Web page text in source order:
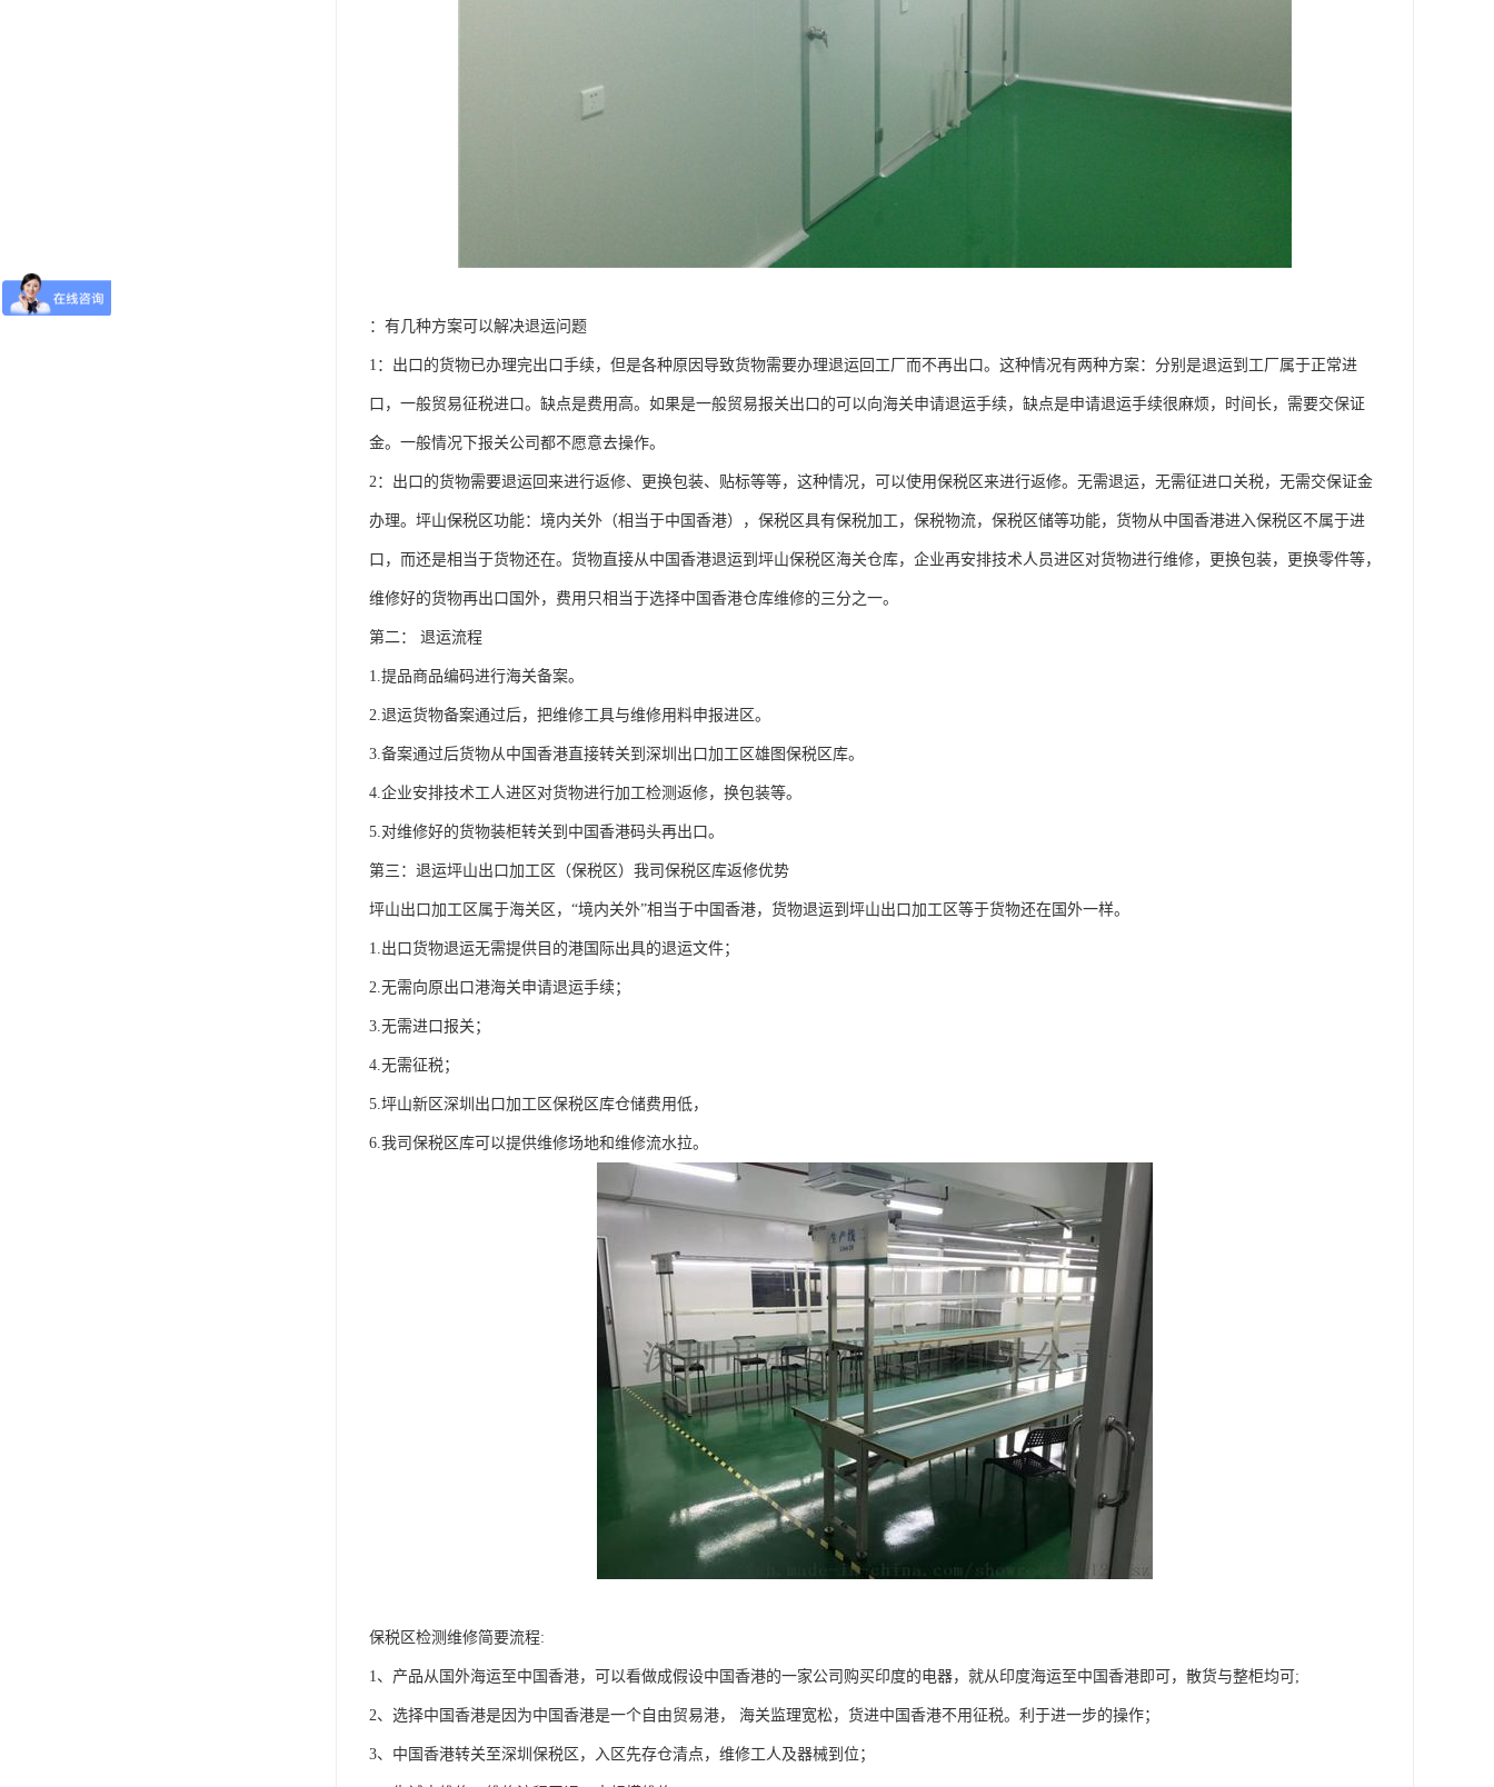
：有几种方案可以解决退运问题
1：出口的货物已办理完出口手续，但是各种原因导致货物需要办理退运回工厂而不再出口。这种情况有两种方案：分别是退运到工厂属于正常进
口，一般贸易征税进口。缺点是费用高。如果是一般贸易报关出口的可以向海关申请退运手续，缺点是申请退运手续很麻烦，时间长，需要交保证
金。一般情况下报关公司都不愿意去操作。
2：出口的货物需要退运回来进行返修、更换包装、贴标等等，这种情况，可以使用保税区来进行返修。无需退运，无需征进口关税，无需交保证金
办理。坪山保税区功能：境内关外（相当于中国香港），保税区具有保税加工，保税物流，保税区储等功能，货物从中国香港进入保税区不属于进
口，而还是相当于货物还在。货物直接从中国香港退运到坪山保税区海关仓库，企业再安排技术人员进区对货物进行维修，更换包装，更换零件等，
维修好的货物再出口国外，费用只相当于选择中国香港仓库维修的三分之一。
第二： 退运流程
1.提品商品编码进行海关备案。
2.退运货物备案通过后，把维修工具与维修用料申报进区。
3.备案通过后货物从中国香港直接转关到深圳出口加工区雄图保税区库。
4.企业安排技术工人进区对货物进行加工检测返修，换包装等。
5.对维修好的货物装柜转关到中国香港码头再出口。
第三：退运坪山出口加工区（保税区）我司保税区库返修优势
坪山出口加工区属于海关区，“境内关外”相当于中国香港，货物退运到坪山出口加工区等于货物还在国外一样。
1.出口货物退运无需提供目的港国际出具的退运文件；
2.无需向原出口港海关申请退运手续；
3.无需进口报关；
4.无需征税；
5.坪山新区深圳出口加工区保税区库仓储费用低，
6.我司保税区库可以提供维修场地和维修流水拉。
保税区检测维修简要流程:
1、产品从国外海运至中国香港，可以看做成假设中国香港的一家公司购买印度的电器，就从印度海运至中国香港即可，散货与整柜均可;
2、选择中国香港是因为中国香港是一个自由贸易港， 海关监理宽松，货进中国香港不用征税。利于进一步的操作；
3、中国香港转关至深圳保税区，入区先存仓清点，维修工人及器械到位；